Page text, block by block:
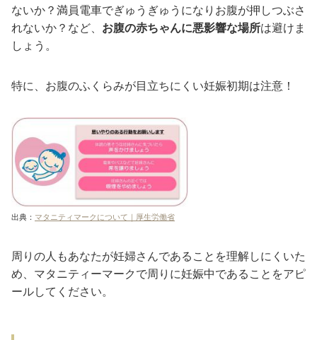
ないか？満員電車でぎゅうぎゅうになりお腹が押しつぶさ
れないか？など、 お腹の赤ちゃんに悪影響な場所は避けま
しょう。
特に、お腹のふくらみが目立ちにくい妊娠初期は注意！
出典： マタニティマークについて｜厚生労働省
周りの人もあなたが妊婦さんであることを理解しにくいた
め、マタニティーマークで周りに妊娠中であることをアピ
ールしてください。